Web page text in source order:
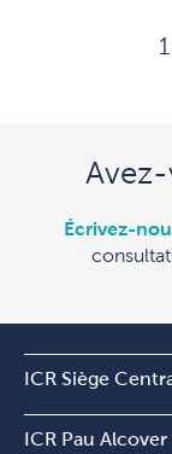
1
Écrivez-
ICR Siège
ICR Pau Alcover